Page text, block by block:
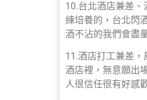
10.台北酒店兼差
練培養的，台北閃
酒不沾的我們會盡
11.酒店打工兼差
酒店裡，無意願出
人很信任很有好感